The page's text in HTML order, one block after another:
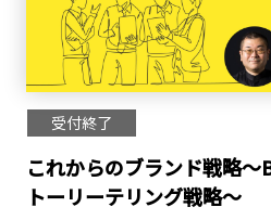
受付終了
これからのブランド戦略
トーリーテリング戦略～